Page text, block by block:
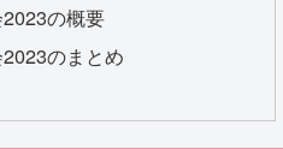
の概要
のまとめ